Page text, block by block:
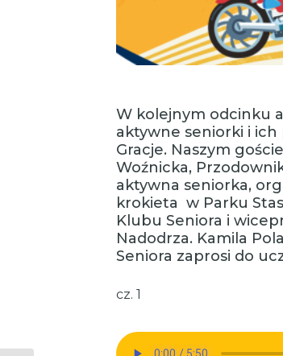
W kolejnym odcinku
aktywne seniorki i ich
Gracje. Naszym
Woźnicka,
aktywna seniorka,
krokieta w Parku
Klubu Seniora i
Nadodrza. Kamila
Seniora zaprosi do
cz. 1